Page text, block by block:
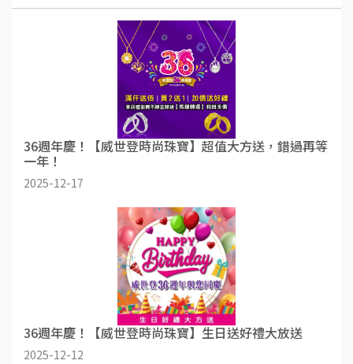
36週年慶！【威世登時尚珠寶】超值大方送，錯過再等
一年！
2025-12-17
36週年慶！【威世登時尚珠寶】生日送好禮大放送
2025-12-12